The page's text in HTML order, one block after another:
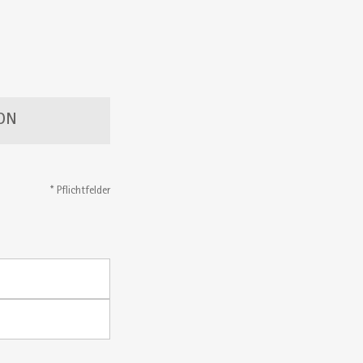
* Pflichtfelder